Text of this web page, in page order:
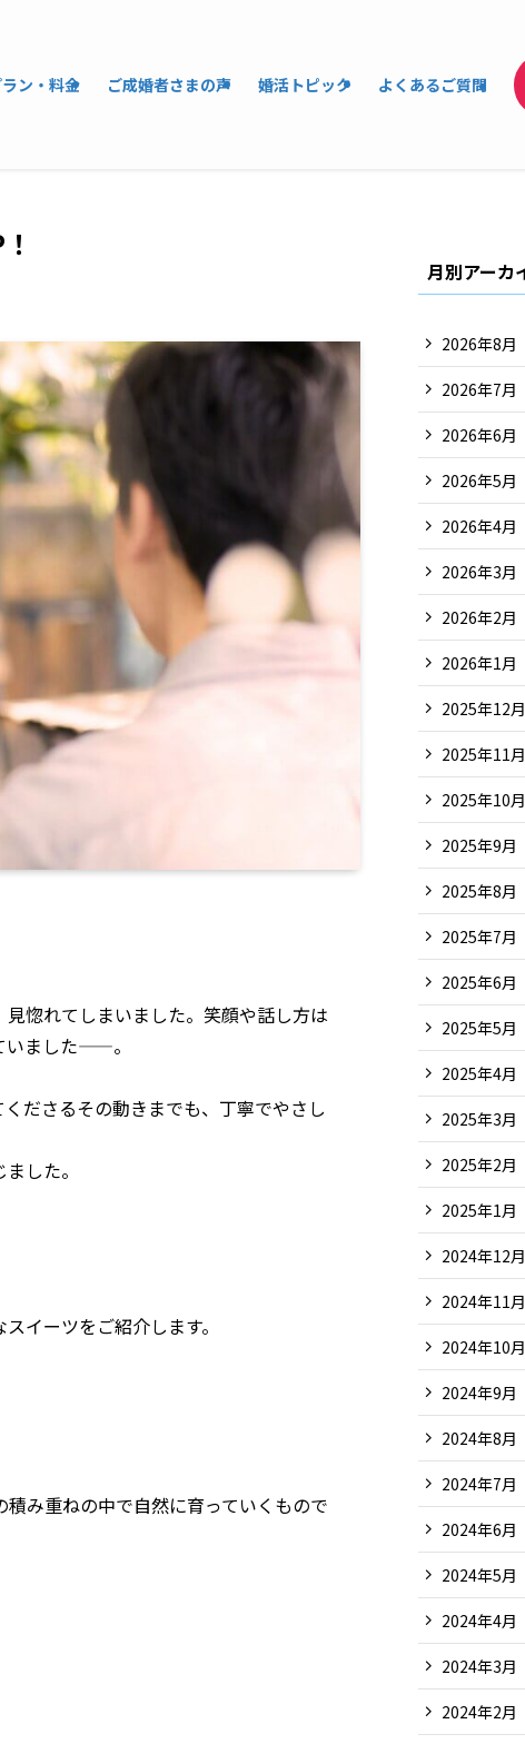
ン・料金 ご成婚者さまの声 婚活トピック よくあるご質問
惚れてしまいました。笑顔や話し方は
いました——。
ださるその動きまでも、丁寧でやさし
した。
イーツをご紹介します。
み重ねの中で自然に育っていくもので
月別アーカ
2026年8月
2026年7月
2026年6月
2026年5月
2026年4月
2026年3月
2026年2月
2026年1月
2025年12月
2025年11月
2025年10月
2025年9月
2025年8月
2025年7月
2025年6月
2025年5月
2025年4月
2025年3月
2025年2月
2025年1月
2024年12月
2024年11月
2024年10月
2024年9月
2024年8月
2024年7月
2024年6月
2024年5月
2024年4月
2024年3月
2024年2月